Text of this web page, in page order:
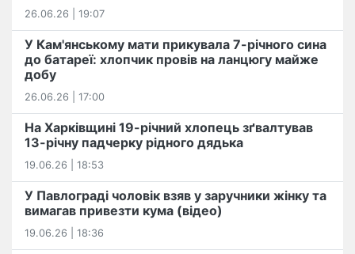
26.06.26 | 19:07
У Кам'янському мати прикувала 7-річного сина
до батареї: хлопчик провів на ланцюгу майже
добу
26.06.26 | 17:00
На Харківщині 19-річний хлопець​ ️зґвалтував
13-річну падчерку рідного дядька
19.06.26 | 18:53
У Павлограді чоловік взяв у заручники жінку та
вимагав привезти кума (відео)
19.06.26 | 18:36